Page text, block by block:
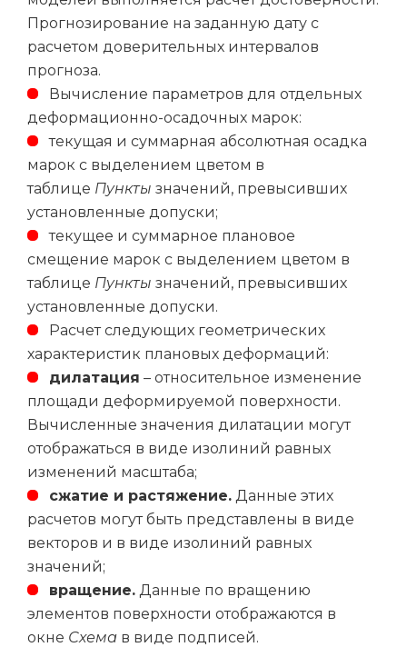
Прогнозирование на заданную дату с
расчетом доверительных интервалов
прогноза.
Вычисление параметров для отдельных
деформационно-осадочных марок:
текущая и суммарная абсолютная осадка
марок с выделением цветом в
таблице Пункты значений, превысивших
установленные допуски;
текущее и суммарное плановое
смещение марок с выделением цветом в
таблице Пункты значений, превысивших
установленные допуски.
Расчет следующих геометрических
характеристик плановых деформаций:
дилатация – относительное изменение
площади деформируемой поверхности.
Вычисленные значения дилатации могут
отображаться в виде изолиний равных
изменений масштаба;
сжатие и растяжение.Данные этих
расчетов могут быть представлены в виде
векторов и в виде изолиний равных
значений;
вращение.Данные по вращению
элементов поверхности отображаются в
окне Схемав виде подписей.